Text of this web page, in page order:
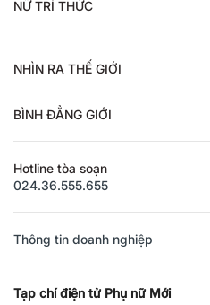
NỮ TRÍ THỨC
NHÌN RA THẾ GIỚI
BÌNH ĐẲNG GIỚI
Hotline tòa soạn
024.36.555.655
Thông tin doanh nghiệp
Tạp chí điện tử Phụ nữ Mới